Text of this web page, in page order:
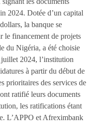
2024. Dotée d’un capital
la banque se
le financement de projets
du Nigéria, a été choisie
2024, l’institution
à partir du début de
prioritaires des services de
ratifié leurs documents
les ratifications étant
L’APPO et Afreximbank